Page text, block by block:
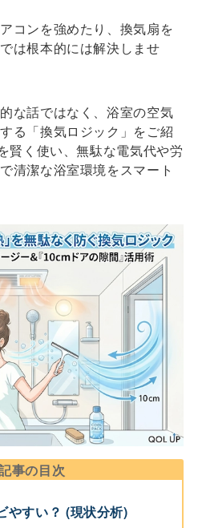
コンを強めたり、換気扇を
は根本的には解決しませ
な話ではなく、浴室の空気
る「換気ロジック」をご紹
賢く使い、無駄な電気代や労
清潔な浴室環境をスマート
事の目次
やすい？ (現状分析)